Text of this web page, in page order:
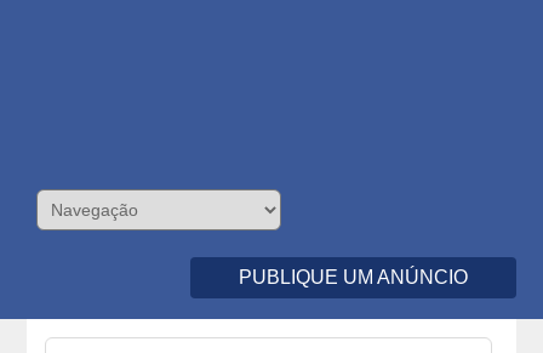
PUBLIQUE UM ANÚNCIO